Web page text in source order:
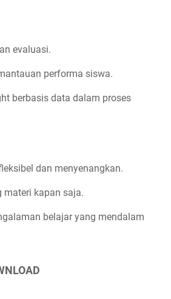
evaluasi.
performa siswa.
berbasis data dalam proses
dan menyenangkan.
materi kapan saja.
belajar yang mendalam